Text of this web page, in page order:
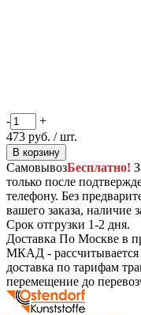
-
+
473 руб. / шт.
В корзину
СамовывозБесплатно!
только после
телефону. Без
вашего заказа, наличие
Срок отгрузки 1-2 дня.
Доставка По Москве в
МКАД - рассчитывается
доставка по тарифам
перемещение до